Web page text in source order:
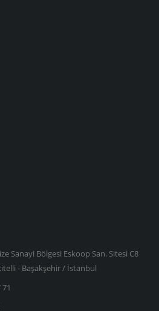
Sanayi Bölgesi Eskoop San. Sitesi C8
- Başakşehir / İstanbul